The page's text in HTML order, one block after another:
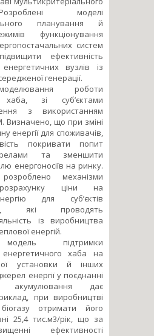
моделі
планування й
функціонування
систем
ефективність
вузлів із
генерації.
роботи
хаба, зі суб’єктами
з використанням
Визначено, що при зміні
енергії для споживачів,
покривати попит
та зменшити
енергоносіїв на ринку.
механізми
ціни на
для суб’єктів
які проводять
із виробництва
енергій.
підтримки
енергетичного хаба на
установки й інших
енергії у поєднанні
акумулювання дає
при виробництві
отримати його
25,4 тис.м3/рік, що за
ефективності